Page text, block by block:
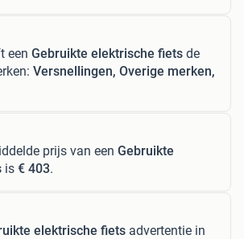
een Gebruikte elektrische fiets de
Versnellingen, Overige merken,
prijs van een Gebruikte
is € 403.
elektrische fiets advertentie in